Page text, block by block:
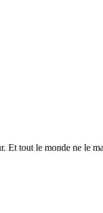
Et tout le monde ne le